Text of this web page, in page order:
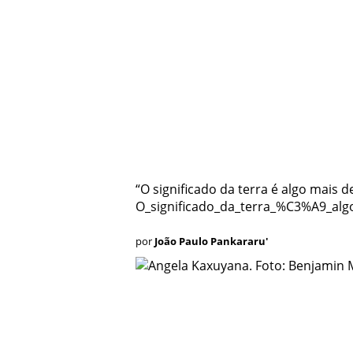
“O significado da terra é algo mais
por João Paulo Pankararu'